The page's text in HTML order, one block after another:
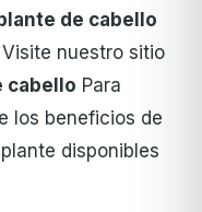
de cabello
nuestro sitio
cabello Para
los beneficios de
disponibles